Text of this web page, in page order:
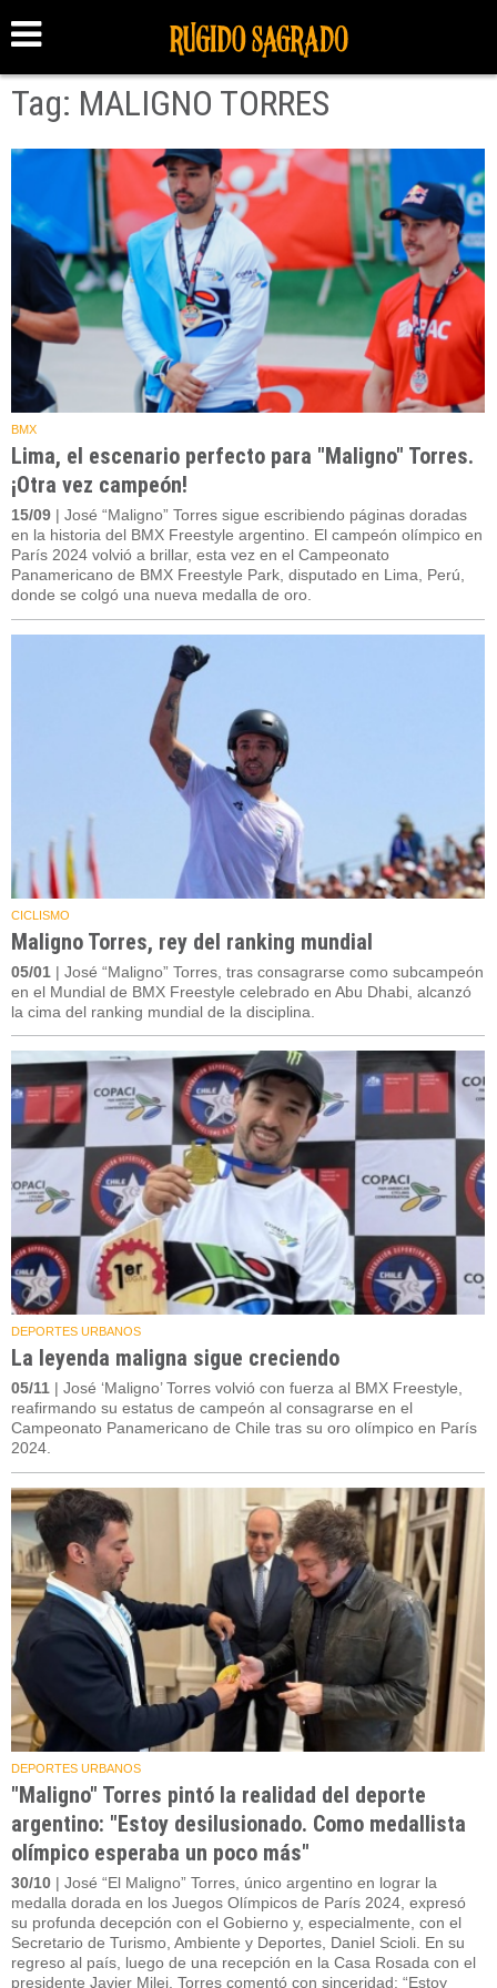
Tag: MALIGNO TORRES
BMX
Lima, el escenario perfecto para "Maligno" Torres.
¡Otra vez campeón!
15/09 | José “Maligno” Torres sigue escribiendo páginas doradas
en la historia del BMX Freestyle argentino. El campeón olímpico en
París 2024 volvió a brillar, esta vez en el Campeonato
Panamericano de BMX Freestyle Park, disputado en Lima, Perú,
donde se colgó una nueva medalla de oro.
CICLISMO
Maligno Torres, rey del ranking mundial
05/01 | José “Maligno” Torres, tras consagrarse como subcampeón
en el Mundial de BMX Freestyle celebrado en Abu Dhabi, alcanzó
la cima del ranking mundial de la disciplina.
DEPORTES URBANOS
La leyenda maligna sigue creciendo
05/11 | José ‘Maligno’ Torres volvió con fuerza al BMX Freestyle,
reafirmando su estatus de campeón al consagrarse en el
Campeonato Panamericano de Chile tras su oro olímpico en París
2024.
DEPORTES URBANOS
"Maligno" Torres pintó la realidad del deporte
argentino: "Estoy desilusionado. Como medallista
olímpico esperaba un poco más"
30/10 | José “El Maligno” Torres, único argentino en lograr la
medalla dorada en los Juegos Olímpicos de París 2024, expresó
su profunda decepción con el Gobierno y, especialmente, con el
Secretario de Turismo, Ambiente y Deportes, Daniel Scioli. En su
regreso al país, luego de una recepción en la Casa Rosada con el
presidente Javier Milei, Torres comentó con sinceridad: “Estoy